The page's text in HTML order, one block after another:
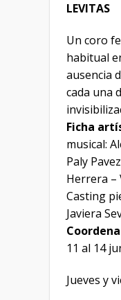
LEVITAS
Un coro
habitual
ausencia
cada una
Ficha
musical:
Paly
Herrera –
Casting
Javiera
11 al 14
Jueves y